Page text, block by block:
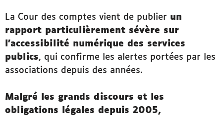
La Cour des comptes vient de publier un
rapport particulièrement sévère sur
l’accessibilité numérique des services
publics, qui confirme les alertes portées par les
associations depuis des années.
Malgré les grands discours et les
obligations légales depuis 2005,